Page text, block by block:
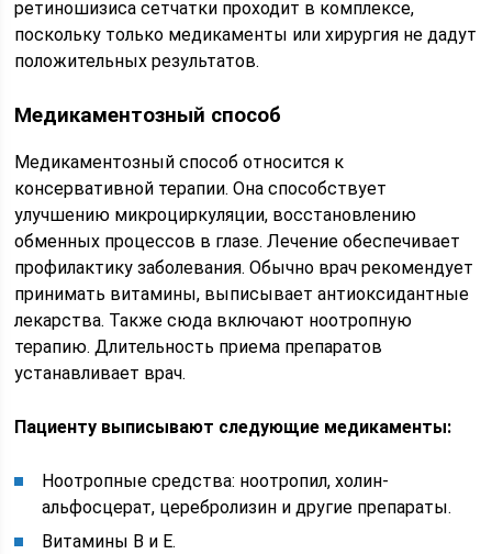
ретиношизиса сетчатки проходит в комплексе,
поскольку только медикаменты или хирургия не дадут
положительных результатов.
Медикаментозный способ
Медикаментозный способ относится к
консервативной терапии. Она способствует
улучшению микроциркуляции, восстановлению
обменных процессов в глазе. Лечение обеспечивает
профилактику заболевания. Обычно врач рекомендует
принимать витамины, выписывает антиоксидантные
лекарства. Также сюда включают ноотропную
терапию. Длительность приема препаратов
устанавливает врач.
Пациенту выписывают следующие медикаменты:
Ноотропные средства: ноотропил, холин-
альфосцерат, церебролизин и другие препараты.
Витамины В и Е.